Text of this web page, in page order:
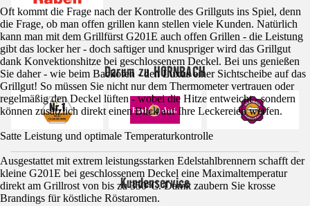
Oft kommt die Frage nach der Kontrolle des Grillguts ins Spiel, denn
die Frage, ob man offen grillen kann stellen viele Kunden. Natürlich
kann man mit dem Grillfürst G201E auch offen Grillen - die Leistung
gibt das locker her - doch saftiger und knuspriger wird das Grillgut
dank Konvektionshitze bei geschlossenem Deckel. Bei uns genießen
Sie daher - wie beim Backofen - den Luxus einer Sichtscheibe auf das
Grillgut! So müssen Sie nicht nur dem Thermometer vertrauen oder
regelmäßig den Deckel lüften - wobei die Hitze entweicht - sondern
können zusätzlich direkt einen Blick auf Ihre Leckereien werfen.
Satte Leistung und optimale Temperaturkontrolle
Ausgestattet mit extrem leistungsstarken Edelstahlbrennern schafft der
kleine G201E bei geschlossenem Deckel eine Maximaltemperatur
direkt am Grillrost von bis zu 350°C. Damit zaubern Sie krosse
Brandings für köstliche Röstaromen.
Darum zu HORNBACH
Kundenservice